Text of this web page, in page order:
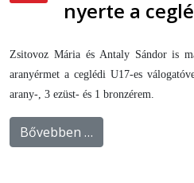
nyerte a
Zsitovoz Mária és Antaly Sándor is
aranyérmet a ceglédi U17-es
arany-, 3 ezüst- és 1 bronzérem.
Bővebben …